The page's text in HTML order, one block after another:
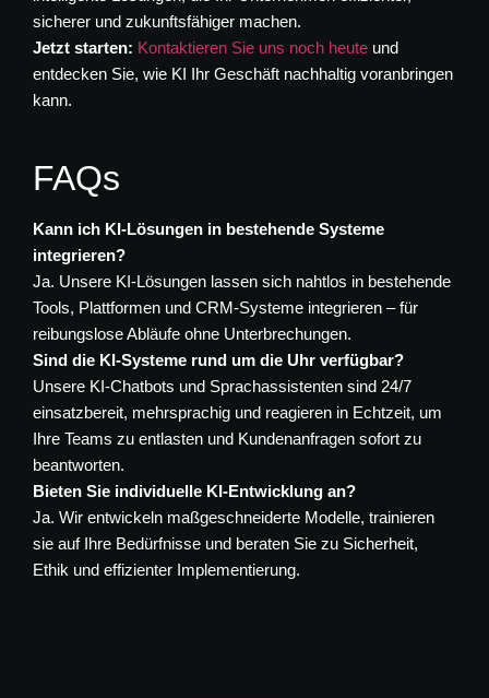
sicherer und zukunftsfähiger machen.
Jetzt starten: Kontaktieren Sie uns noch heute und
entdecken Sie, wie KI Ihr Geschäft nachhaltig voranbringen
kann.
FAQs
Kann ich KI-Lösungen in bestehende Systeme
integrieren?
Ja. Unsere KI-Lösungen lassen sich nahtlos in bestehende
Tools, Plattformen und CRM-Systeme integrieren – für
reibungslose Abläufe ohne Unterbrechungen.
Sind die KI-Systeme rund um die Uhr verfügbar?
Unsere KI-Chatbots und Sprachassistenten sind 24/7
einsatzbereit, mehrsprachig und reagieren in Echtzeit, um
Ihre Teams zu entlasten und Kundenanfragen sofort zu
beantworten.
Bieten Sie individuelle KI-Entwicklung an?
Ja. Wir entwickeln maßgeschneiderte Modelle, trainieren
sie auf Ihre Bedürfnisse und beraten Sie zu Sicherheit,
Ethik und effizienter Implementierung.